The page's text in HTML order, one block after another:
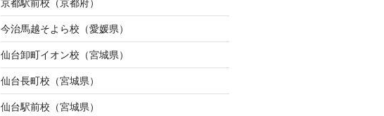
京都駅前校（京都府）
今治馬越そよら校（愛媛県）
仙台卸町イオン校（宮城県）
仙台長町校（宮城県）
仙台駅前校（宮城県）